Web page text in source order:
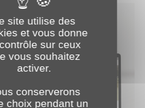
site utilise des
et vous donne
sur ceux
vous souhaitez
activer.
conserverons
choix pendant un